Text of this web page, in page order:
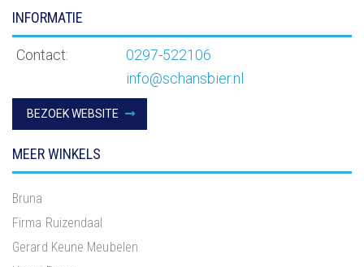
INFORMATIE
Contact:
0297-522106
info@schansbier.nl
BEZOEK WEBSITE
MEER WINKELS
Bruna
Firma Ruizendaal
Gerard Keune Meubelen